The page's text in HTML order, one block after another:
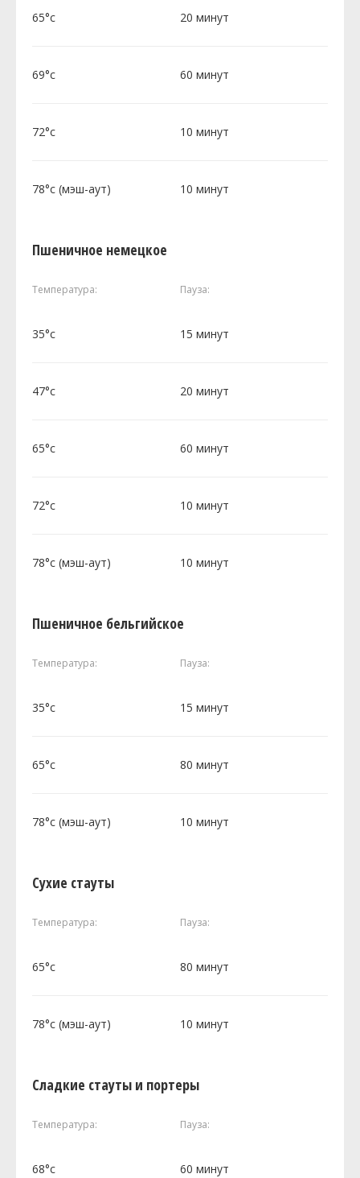
65°c 20 минут
69°c 60 минут
72°c 10 минут
78°c (мэш-аут) 10 минут
Пшеничное немецкое
Температура: Пауза:
35°c 15 минут
47°c 20 минут
65°c 60 минут
72°c 10 минут
78°c (мэш-аут) 10 минут
Пшеничное бельгийское
Температура: Пауза:
35°c 15 минут
65°c 80 минут
78°c (мэш-аут) 10 минут
Сухие стауты
Температура: Пауза:
65°c 80 минут
78°c (мэш-аут) 10 минут
Сладкие стауты и портеры
Температура: Пауза:
68°c 60 минут